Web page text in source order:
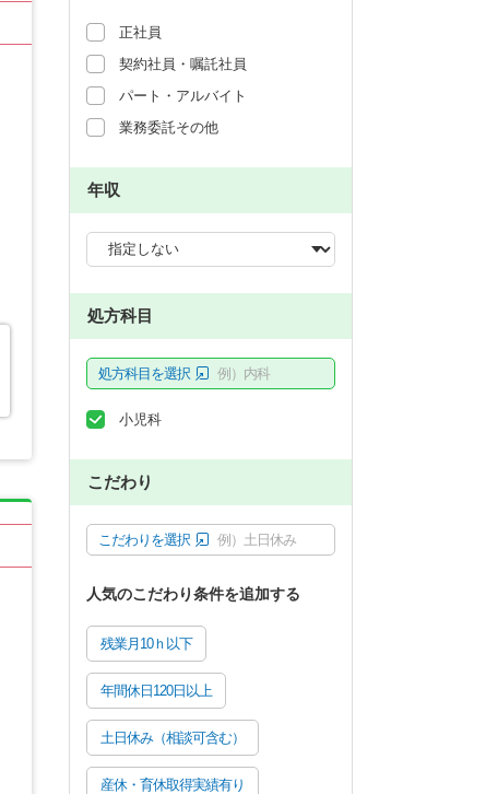
正社員
契約社員・嘱託社員
パート・アルバイト
業務委託その他
年収
処方科目
処方科目を選択 例）内科
小児科
こだわり
こだわりを選択 例）土日休み
人気のこだわり条件を追加する
残業月10ｈ以下
年間休日120日以上
土日休み（相談可含む）
産休・育休取得実績有り